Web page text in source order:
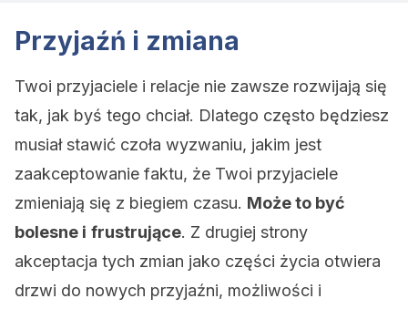
Przyjaźń i zmiana
Twoi przyjaciele i relacje nie zawsze rozwijają się
tak, jak byś tego chciał. Dlatego często będziesz
musiał stawić czoła wyzwaniu, jakim jest
zaakceptowanie faktu, że Twoi przyjaciele
zmieniają się z biegiem czasu. Może to być
bolesne i frustrujące. Z drugiej strony
akceptacja tych zmian jako części życia otwiera
drzwi do nowych przyjaźni, możliwości i